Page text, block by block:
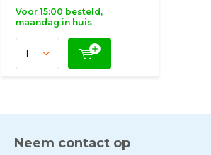
Voor 15:00 besteld,
maandag in huis
Neem contact op